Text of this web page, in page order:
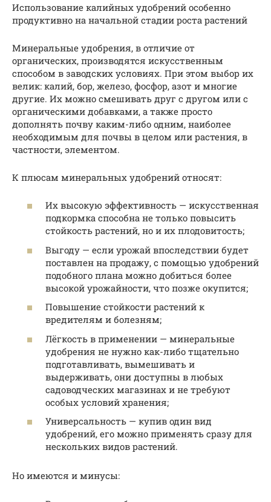
Использование калийных удобрений особенно
продуктивно на начальной стадии роста растений
Минеральные удобрения, в отличие от
органических, производятся искусственным
способом в заводских условиях. При этом выбор их
велик: калий, бор, железо, фосфор, азот и многие
другие. Их можно смешивать друг с другом или с
органическими добавками, а также просто
дополнять почву каким-либо одним, наиболее
необходимым для почвы в целом или растения, в
частности, элементом.
К плюсам минеральных удобрений относят:
Их высокую эффективность — искусственная
подкормка способна не только повысить
стойкость растений, но и их плодовитость;
Выгоду — если урожай впоследствии будет
поставлен на продажу, с помощью удобрений
подобного плана можно добиться более
высокой урожайности, что позже окупится;
Повышение стойкости растений к
вредителям и болезням;
Лёгкость в применении — минеральные
удобрения не нужно как-либо тщательно
подготавливать, вымешивать и
выдерживать, они доступны в любых
садоводческих магазинах и не требуют
особых условий хранения;
Универсальность — купив один вид
удобрений, его можно применять сразу для
нескольких видов растений.
Но имеются и минусы: